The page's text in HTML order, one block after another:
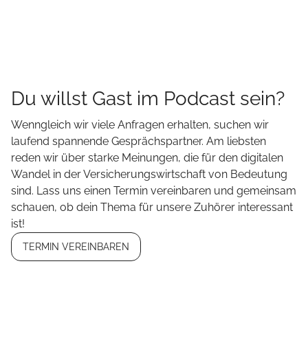
Du willst Gast im Podcast sein?
Wenngleich wir viele Anfragen erhalten, suchen wir
laufend spannende Gesprächspartner. Am liebsten
reden wir über starke Meinungen, die für den digitalen
Wandel in der Versicherungswirtschaft von Bedeutung
sind. Lass uns einen Termin vereinbaren und gemeinsam
schauen, ob dein Thema für unsere Zuhörer interessant
ist!
TERMIN VEREINBAREN